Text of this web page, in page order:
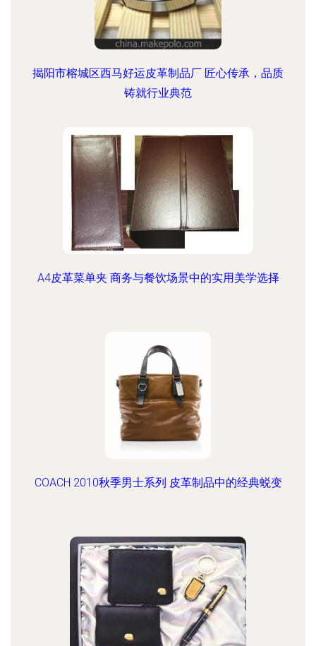
揭阳市榕城区西马好运皮革制品厂 匠心传承，品质
铸就行业典范
A4皮革菜单夹 商务与餐饮场景中的实用美学选择
COACH 2010秋季男士系列 皮革制品中的经典蜕变